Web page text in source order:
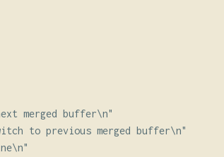
merged buffer\n"
to previous merged buffer\n"